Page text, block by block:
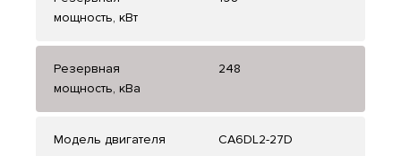
мощность, кВт
Резервная
мощность, кВа
248
Модель двигателя CA6DL2-27D